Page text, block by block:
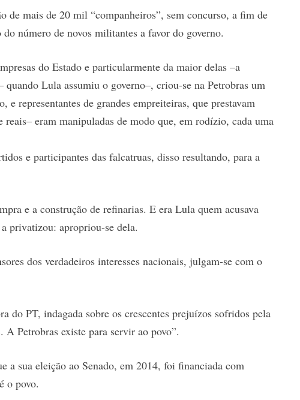
de mais de 20 mil “companheiros”, sem concurso, a fim de
número de novos militantes a favor do governo.
do Estado e particularmente da maior delas –a
Lula assumiu o governo–, criou-se na Petrobras um
representantes de grandes empreiteiras, que prestavam
eram manipuladas de modo que, em rodízio, cada uma
e participantes das falcatruas, disso resultando, para a
e a construção de refinarias. E era Lula quem acusava
privatizou: apropriou-se dela.
dos verdadeiros interesses nacionais, julgam-se com o
do PT, indagada sobre os crescentes prejuízos sofridos pela
A Petrobras existe para servir ao povo”.
a sua eleição ao Senado, em 2014, foi financiada com
o povo.